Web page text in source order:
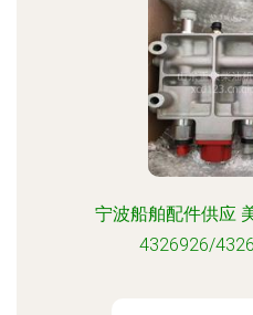
宁波船舶配件供应
4326926/